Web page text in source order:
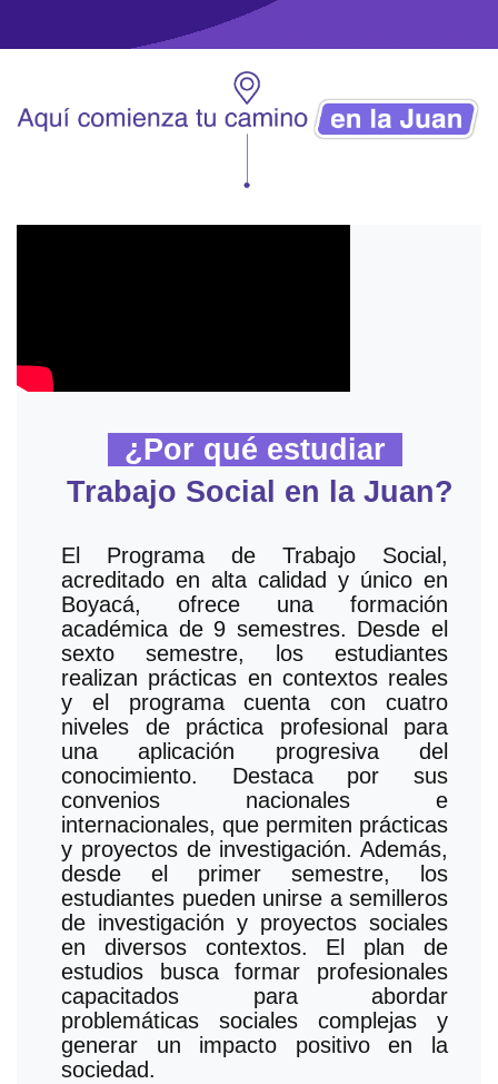
¿Por qué estudiar
Trabajo Social en la Juan?
El Programa de Trabajo Social,
acreditado en alta calidad y único en
Boyacá, ofrece una formación
académica de 9 semestres. Desde el
sexto semestre, los estudiantes
realizan prácticas en contextos reales
y el programa cuenta con cuatro
niveles de práctica profesional para
una aplicación progresiva del
conocimiento. Destaca por sus
convenios nacionales e
internacionales, que permiten prácticas
y proyectos de investigación. Además,
desde el primer semestre, los
estudiantes pueden unirse a semilleros
de investigación y proyectos sociales
en diversos contextos. El plan de
estudios busca formar profesionales
capacitados para abordar
problemáticas sociales complejas y
generar un impacto positivo en la
sociedad.